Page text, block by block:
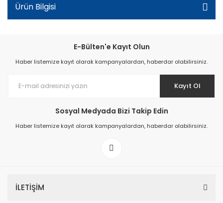
Ürün Bilgisi
E-Bülten'e Kayıt Olun
Haber listemize kayıt olarak kampanyalardan, haberdar olabilirsiniz.
Kayıt Ol
Sosyal Medyada Bizi Takip Edin
Haber listemize kayıt olarak kampanyalardan, haberdar olabilirsiniz.
İLETİŞİM